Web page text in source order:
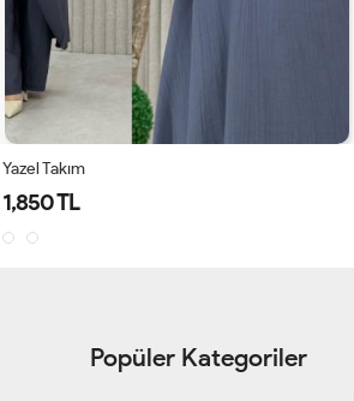
Yazel Takım
1,850 TL
Popüler Kategoriler